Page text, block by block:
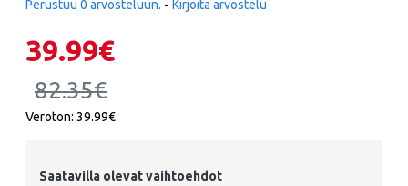
Perustuu 0 arvosteluun. - Kirjoita arvostelu
39.99€
82.35€
Veroton: 39.99€
Saatavilla olevat vaihtoehdot